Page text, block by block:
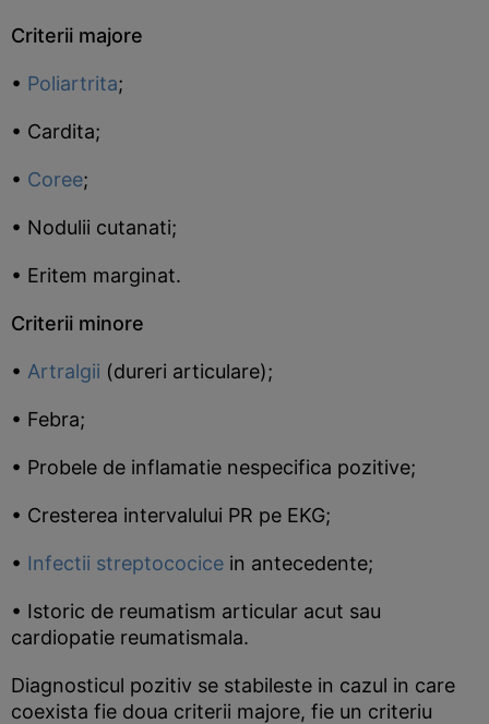
Criterii majore
• Poliartrita;
• Cardita;
• Coree;
• Nodulii cutanati;
• Eritem marginat.
Criterii minore
• Artralgii (dureri articulare);
• Febra;
• Probele de inflamatie nespecifica pozitive;
• Cresterea intervalului PR pe EKG;
• Infectii streptococice in antecedente;
• Istoric de reumatism articular acut sau
cardiopatie reumatismala.
Diagnosticul pozitiv se stabileste in cazul in care
coexista fie doua criterii majore, fie un criteriu